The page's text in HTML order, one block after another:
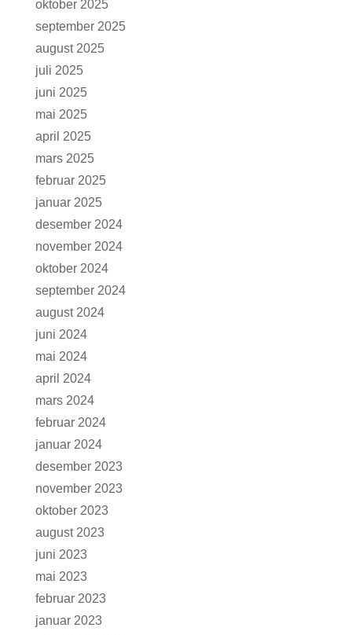
oktober 2025
september 2025
august 2025
juli 2025
juni 2025
mai 2025
april 2025
mars 2025
februar 2025
januar 2025
desember 2024
november 2024
oktober 2024
september 2024
august 2024
juni 2024
mai 2024
april 2024
mars 2024
februar 2024
januar 2024
desember 2023
november 2023
oktober 2023
august 2023
juni 2023
mai 2023
februar 2023
januar 2023